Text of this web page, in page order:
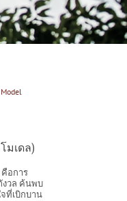
มเดล)
อการ
งวล ค้นพบ
ที่เบิกบาน